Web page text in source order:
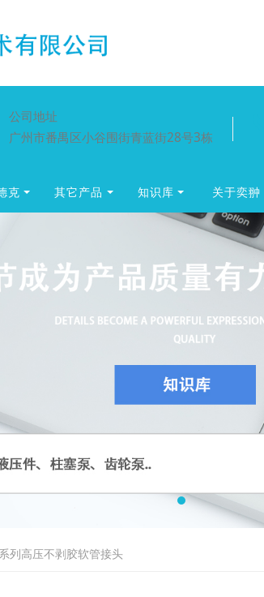
公司地址
广州市番禺区小谷围街青蓝街28号3栋
克 其它产品 知识库 关于奕翀
列高压不剥胶软管接头